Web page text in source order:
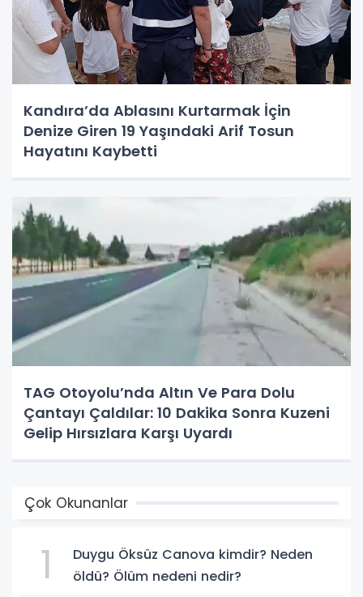
Kandıra’da Ablasını Kurtarmak İçin
Denize Giren 19 Yaşındaki Arif Tosun
Hayatını Kaybetti
TAG Otoyolu’nda Altın Ve Para Dolu
Çantayı Çaldılar: 10 Dakika Sonra Kuzeni
Gelip Hırsızlara Karşı Uyardı
Çok Okunanlar
1
Duygu Öksüz Canova kimdir? Neden
öldü? Ölüm nedeni nedir?